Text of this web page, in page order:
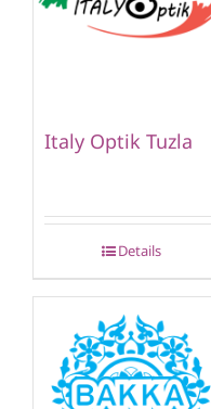
Italy Optik Tuzla
Details